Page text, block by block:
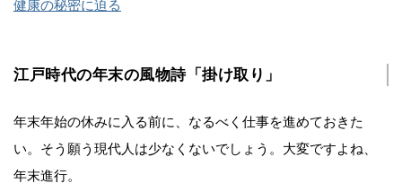
健康の秘密に迫る
江戸時代の年末の風物詩「掛け取り」
年末年始の休みに入る前に、なるべく仕事を進めておきた
い。そう願う現代人は少なくないでしょう。大変ですよね、
年末進行。